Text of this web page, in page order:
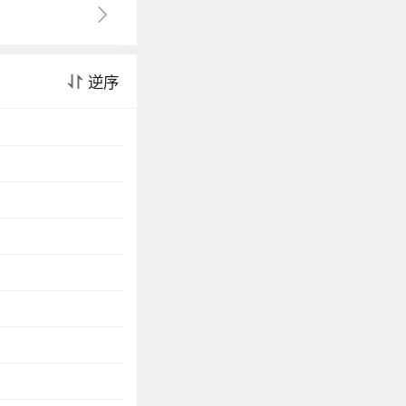
哥哥的绯闻网
无天却也无名无
上谨言慎行十
！ 直到某
！啊啊啊啊大
逆序